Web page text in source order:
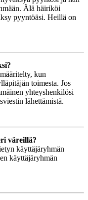
Älä häiriköi
pyyntöäsi. Heillä on
kun
toimesta. Jos
yhteyshenkilösi
lähettämistä.
väreillä?
käyttäjäryhmän
käyttäjäryhmän